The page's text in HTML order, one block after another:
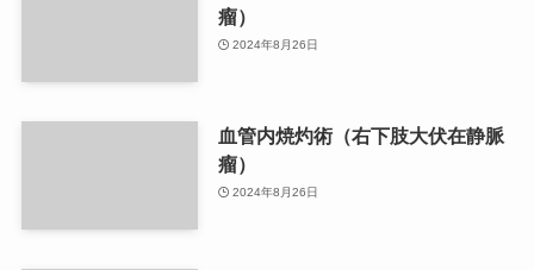
瘤）
2024年8月26日
血管内焼灼術（右下肢大伏在静脈
瘤）
2024年8月26日